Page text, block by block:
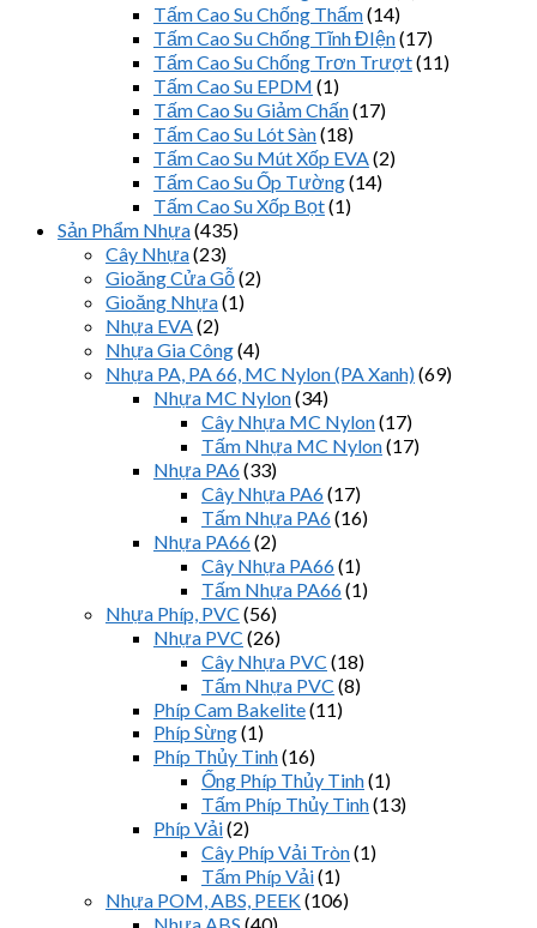
Tấm Cao Su Chống Thấm(14)
Tấm Cao Su Chống Tĩnh ĐIện(17)
Tấm Cao Su Chống Trơn Trượt(11)
Tấm Cao Su EPDM (1)
Tấm Cao Su Giảm Chấn(17)
Tấm Cao Su Lót Sàn(18)
Tấm Cao Su Mút Xốp EVA(2)
Tấm Cao Su Ốp Tường(14)
Tấm Cao Su Xốp Bọt(1)
Sản Phẩm Nhựa(435)
Cây Nhựa(23)
Gioăng Cửa Gỗ(2)
Gioăng Nhựa(1)
Nhựa EVA(2)
Nhựa Gia Công(4)
Nhựa PA, PA 66, MC Nylon (PA Xanh)(69)
Nhựa MC Nylon(34)
Cây Nhựa MC Nylon(17)
Tấm Nhựa MC Nylon(17)
Nhựa PA6(33)
Cây Nhựa PA6(17)
Tấm Nhựa PA6(16)
Nhựa PA66(2)
Cây Nhựa PA66(1)
Tấm Nhựa PA66(1)
Nhựa Phíp, PVC (56)
Nhựa PVC (26)
Cây Nhựa PVC (18)
Tấm Nhựa PVC (8)
Phíp Cam Bakelite(11)
Phíp Sừng(1)
Phíp Thủy Tinh(16)
Ống Phíp Thủy Tinh(1)
Tấm Phíp Thủy Tinh(13)
Phíp Vải(2)
Cây Phíp Vải Tròn(1)
Tấm Phíp Vải(1)
Nhựa POM, ABS, PEEK(106)